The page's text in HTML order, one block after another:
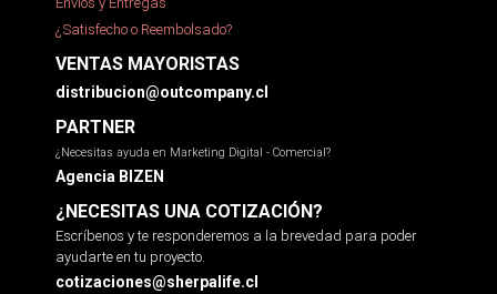
¿Satisfecho o Reembolsado?
VENTAS MAYORISTAS
distribucion@outcompany.cl
PARTNER
¿Necesitas ayuda en Marketing Digital - Comercial?
Agencia BIZEN
¿NECESITAS UNA COTIZACIÓN?
Escríbenos y te responderemos a la brevedad para poder
ayudarte en tu proyecto.
cotizaciones@sherpalife.cl